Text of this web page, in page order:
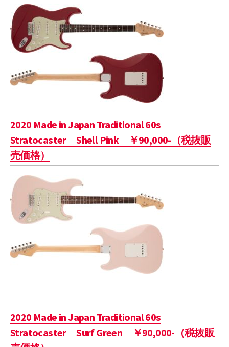
2020 Made in Japan Traditional 60s
Stratocaster Shell Pink ￥90,000-（税抜販
売価格）
2020 Made in Japan Traditional 60s
Stratocaster Surf Green ￥90,000-（税抜販